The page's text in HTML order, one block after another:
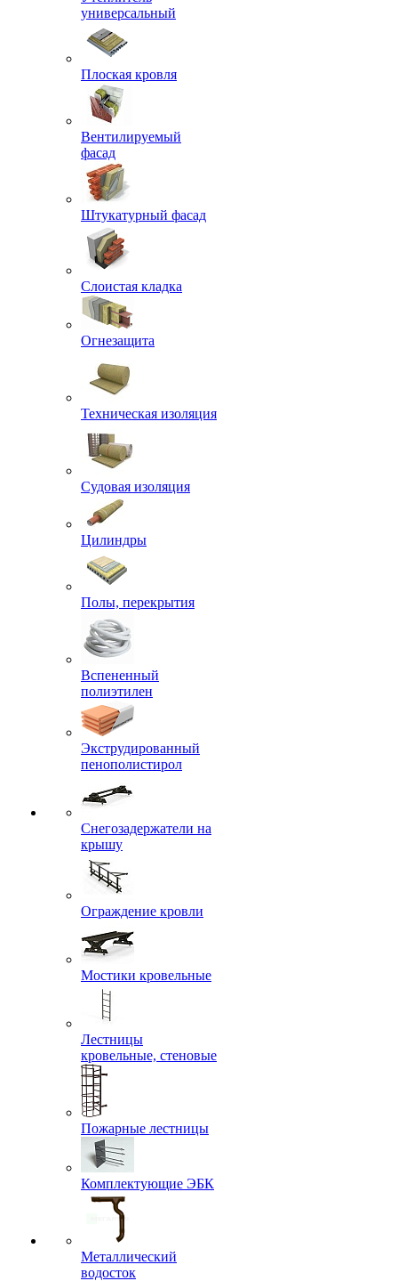
универсальный
Плоская кровля
Вентилируемый
фасад
Штукатурный фасад
Слоистая кладка
Огнезащита
Техническая изоляция
Судовая изоляция
Цилиндры
Полы, перекрытия
Вспененный
полиэтилен
Экструдированный
пенополистирол
Снегозадержатели на
крышу
Ограждение кровли
Мостики кровельные
Лестницы
кровельные, стеновые
Пожарные лестницы
Комплектующие ЭБК
Металлический
водосток